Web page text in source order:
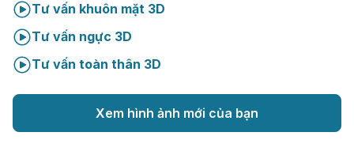
Tư vấn khuôn mặt 3D
Tư vấn ngực 3D
Tư vấn toàn thân 3D
Xem hình ảnh mới của bạn